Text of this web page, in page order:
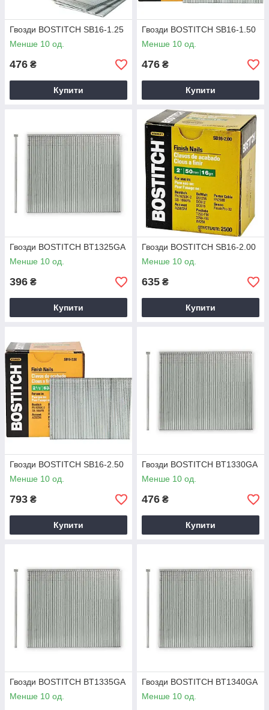
Гвозди BOSTITCH SB16-1.25
Менше 10 од.
476 ₴
Купити
Гвозди BOSTITCH SB16-1.50
Менше 10 од.
476 ₴
Купити
Гвозди BOSTITCH BT1325GA
Менше 10 од.
396 ₴
Купити
Гвозди BOSTITCH SB16-2.00
Менше 10 од.
635 ₴
Купити
Гвозди BOSTITCH SB16-2.50
Менше 10 од.
793 ₴
Купити
Гвозди BOSTITCH BT1330GA
Менше 10 од.
476 ₴
Купити
Гвозди BOSTITCH BT1335GA
Менше 10 од.
Гвозди BOSTITCH BT1340GA
Менше 10 од.